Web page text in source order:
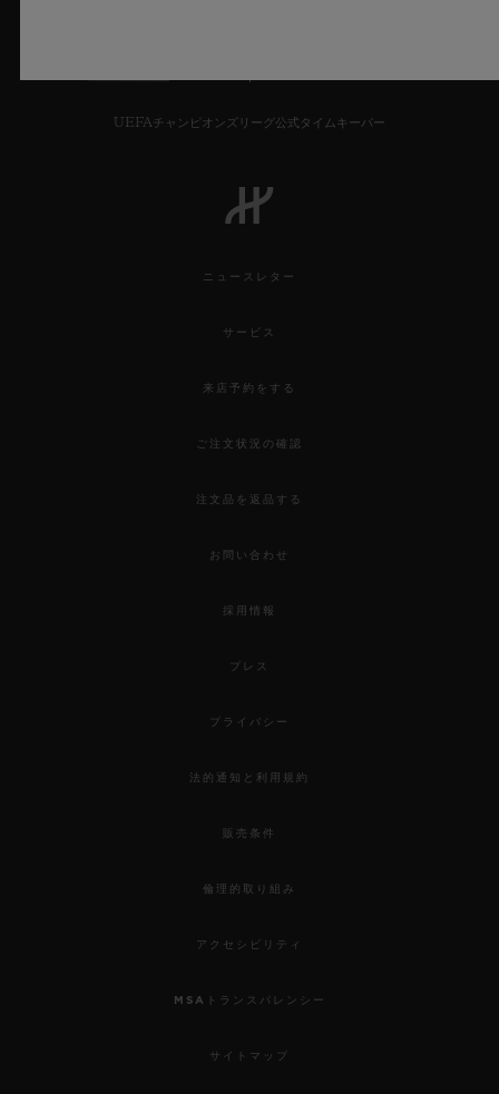
UEFAチャンピオンズリーグ公式タイムキーパー
ニュースレター
サービス
来店予約をする
ご注文状況の確認
注文品を返品する
お問い合わせ
採用情報
プレス
プライバシー
法的通知と利用規約
販売条件
倫理的取り組み
アクセシビリティ
MSAトランスパレンシー
サイトマップ